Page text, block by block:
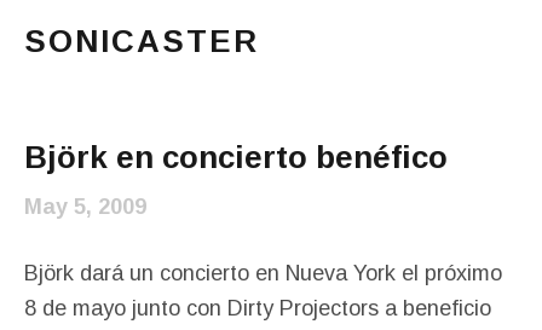
SONICASTER
Björk en concierto benéfico
May 5, 2009
Björk dará un concierto en Nueva York el próximo
8 de mayo junto con Dirty Projectors a beneficio